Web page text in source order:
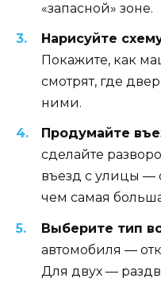
«запасной» зоне.
Нарисуйте
Покажите, как
смотрят, где
ними.
Продумайте
сделайте
въезд с улицы —
чем самая
Выберите тип
автомобиля —
Для двух —